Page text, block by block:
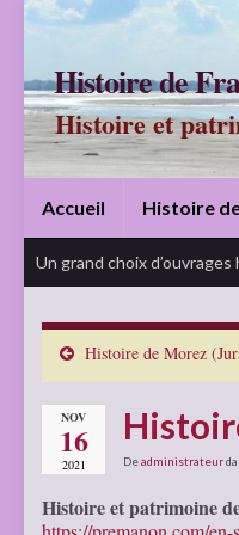
Histoire de
Histoire et
Accueil Histoire
Un grand choix
Histoire de Morez
NOV
16
2021 Deadministrateur
Histoire et patrimoine